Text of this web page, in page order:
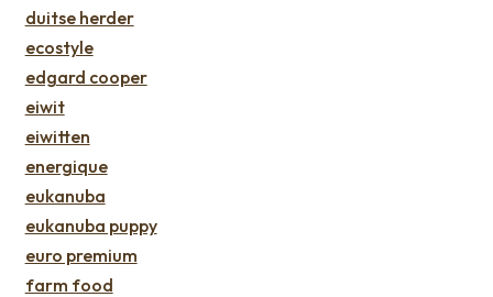
duitse herder
ecostyle
edgard cooper
eiwit
eiwitten
energique
eukanuba
eukanuba puppy
euro premium
farm food